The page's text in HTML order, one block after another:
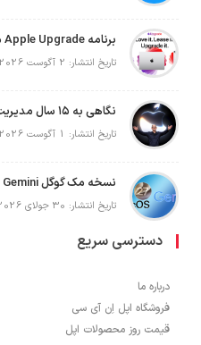
تاریخ انتشار: 2 آگوست 2026
نگاهی به ۱۵ سال مدیریت تیم کوک در اپل
تاریخ انتشار: 1 آگوست 2026
تاریخ انتشار: 30 جولای 2026
دسترسی سریع
درباره ما
فروشگاه اپل اِن آی سی
قیمت روز محصولات اپل